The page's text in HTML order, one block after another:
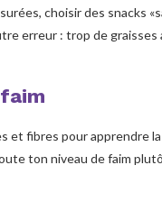
choisir des snacks
erreur : trop de
fibres pour apprendre
ton niveau de faim